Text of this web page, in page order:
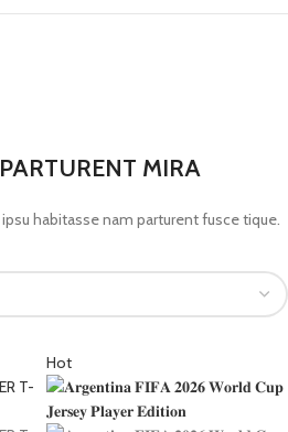
MIRA
habitasse nam parturent fusce tique.
Hot